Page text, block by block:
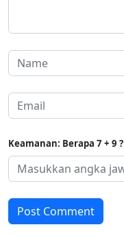
Keamanan: Berapa 7 + 9 ?
Post Comment